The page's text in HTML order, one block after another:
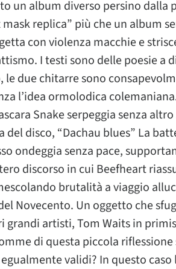
un album diverso persino
replica” più che un album
con violenza macchie e
I testi sono delle poesie a
due chitarre sono
l’idea ormolodica
Snake serpeggia senza
del disco, “Dachau blues” La
ondeggia senza pace,
discorso in cui Beefheart
brutalità a viaggio
Novecento. Un oggetto che
grandi artisti, Tom Waits in
di questa piccola
validi? In questo